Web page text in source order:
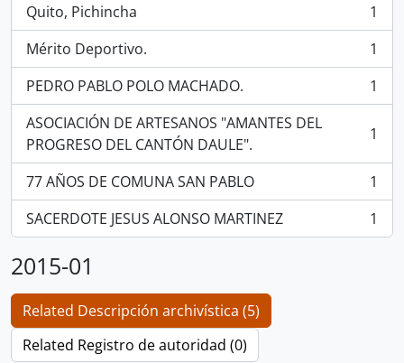
Quito, Pichincha
, 1 resultados
1
Mérito Deportivo.
, 1 resultados
1
PEDRO PABLO POLO MACHADO.
, 1 resultados
1
ASOCIACIÓN DE ARTESANOS "AMANTES DEL
PROGRESO DEL CANTÓN DAULE".
, 1 resultados 1
77 AÑOS DE COMUNA SAN PABLO
, 1 resultados
1
SACERDOTE JESUS ALONSO MARTINEZ
, 1 resultados 1
2015-01
Related Descripción archivística (5)
Related Registro de autoridad (0)